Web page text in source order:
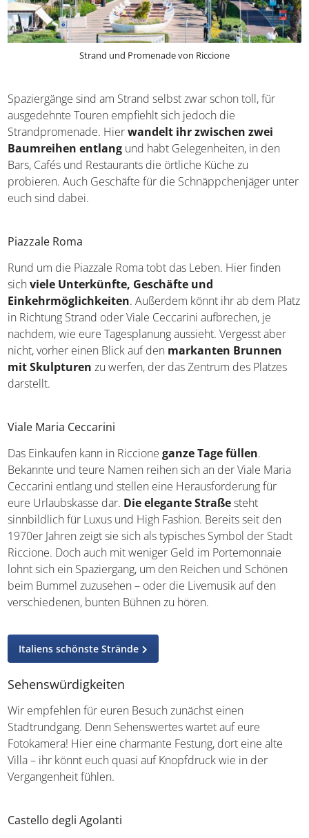
Strand und Promenade von Riccione
Spaziergänge sind am Strand selbst zwar schon toll, für
ausgedehnte Touren empfiehlt sich jedoch die
Strandpromenade. Hierwandelt ihr zwischen zwei
Baumreihen entlang und habt Gelegenheiten, in den
Bars, Cafés und Restaurants die örtliche Küche zu
probieren. Auch Geschäfte für die Schnäppchenjäger unter
euch sind dabei.
Piazzale Roma
Rund um die Piazzale Roma tobt das Leben. Hier finden
sichviele Unterkünfte, Geschäfte und
Einkehrmöglichkeiten. Außerdem könnt ihr ab dem Platz
in Richtung Strand oder Viale Ceccarini aufbrechen, je
nachdem, wie eure Tagesplanung aussieht. Vergesst aber
nicht, vorher einen Blick auf den markanten Brunnen
mit Skulpturen zu werfen, der das Zentrum des Platzes
darstellt.
Viale Maria Ceccarini
Das Einkaufen kann in Riccioneganze Tage füllen.
Bekannte und teure Namen reihen sich an der Viale Maria
Ceccarini entlang und stellen eine Herausforderung für
eure Urlaubskasse dar. Die elegante Straßesteht
sinnbildlich für Luxus und High Fashion. Bereits seit den
1970er Jahren zeigt sie sich als typisches Symbol der Stadt
Riccione. Doch auch mit weniger Geld im Portemonnaie
lohnt sich ein Spaziergang, um den Reichen und Schönen
beim Bummel zuzusehen – oder die Livemusik auf den
verschiedenen, bunten Bühnen zu hören.
Italiens schönste Strände
Sehenswürdigkeiten
Wir empfehlen für euren Besuch zunächst einen
Stadtrundgang. Denn Sehenswertes wartet auf eure
Fotokamera! Hier eine charmante Festung, dort eine alte
Villa – ihr könnt euch quasi auf Knopfdruck wie in der
Vergangenheit fühlen.
Castello degli Agolanti